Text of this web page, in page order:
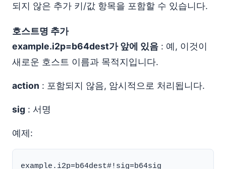
되지 않은 추가 키/값 항목을 포함할 수 있습니다.
호스트명 추가
example.i2p=b64dest가 앞에 있음 : 예, 이것이
새로운 호스트 이름과 목적지입니다.
action : 포함되지 않음, 암시적으로 처리됩니다.
sig : 서명
예제: